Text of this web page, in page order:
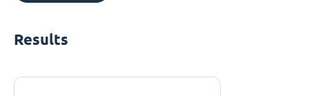
Results